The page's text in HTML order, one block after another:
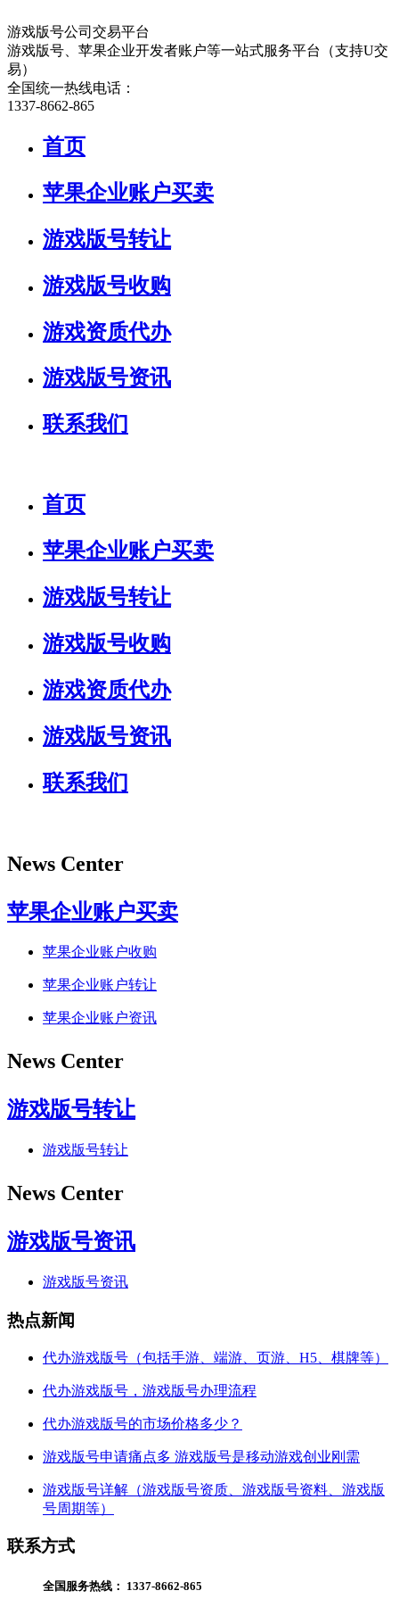
游戏版号公司交易平台
游戏版号、苹果企业开发者账户等一站式服务平台（支持U交
易）
全国统一热线电话：
1337-8662-865
首页
苹果企业账户买卖
游戏版号转让
游戏版号收购
游戏资质代办
游戏版号资讯
联系我们
首页
苹果企业账户买卖
游戏版号转让
游戏版号收购
游戏资质代办
游戏版号资讯
联系我们
News Center
苹果企业账户买卖
苹果企业账户收购
苹果企业账户转让
苹果企业账户资讯
News Center
游戏版号转让
游戏版号转让
News Center
游戏版号资讯
游戏版号资讯
热点新闻
代办游戏版号（包括手游、端游、页游、H5、棋牌等）
代办游戏版号，游戏版号办理流程
代办游戏版号的市场价格多少？
游戏版号申请痛点多 游戏版号是移动游戏创业刚需
游戏版号详解（游戏版号资质、游戏版号资料、游戏版
号周期等）
联系方式
全国服务热线： 1337-8662-865